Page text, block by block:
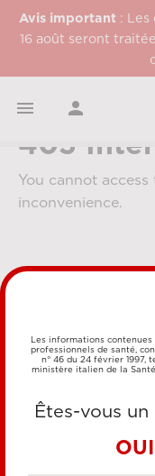
Avis important: Les
16 août seront
 
403
You cannot
inconvenience.
Les informations
professionnels de santé,
n° 46 du 24 février 1997,
ministère italien de la
Êtes-vous
OUI